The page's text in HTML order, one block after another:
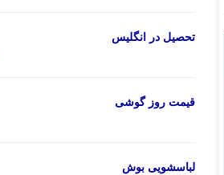
تحصیل در انگلیس
قیمت روز گوشی
لباسشویی بوش